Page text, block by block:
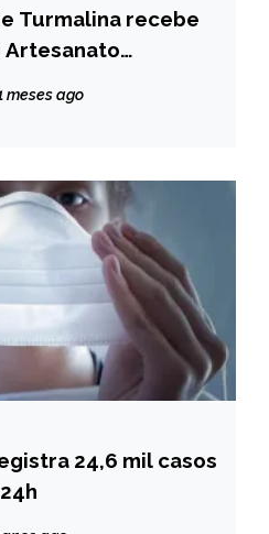
Turmalina recebe
Artesanato
meses ago
24,6 mil casos